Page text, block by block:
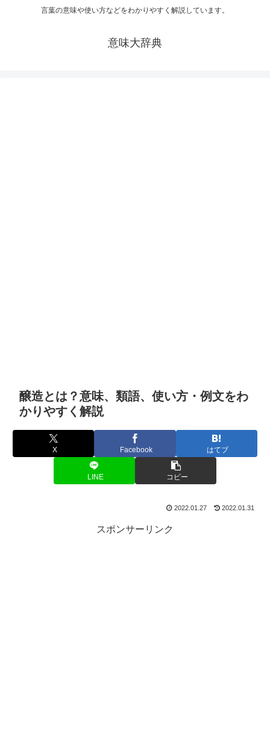
言葉の意味や使い方などをわかりやすく解説しています。
意味大辞典
醸造とは？意味、類語、使い方・例文をわ
かりやすく解説
X Facebook はてブ
LINE コピー
2022.01.27 2022.01.31
スポンサーリンク